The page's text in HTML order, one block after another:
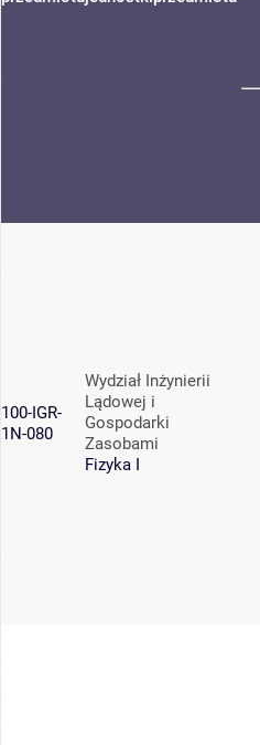
100-IGR-
1N-080
Wydział Inżynierii
Lądowej i
Gospodarki
Zasobami
Fizyka I